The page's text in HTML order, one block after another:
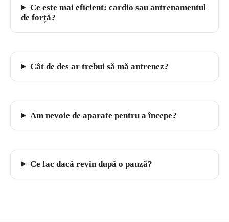
Ce este mai eficient: cardio sau antrenamentul
de forță?
Cât de des ar trebui să mă antrenez?
Am nevoie de aparate pentru a începe?
Ce fac dacă revin după o pauză?